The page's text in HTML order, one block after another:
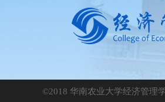
©2018 华南农业大学经济管理